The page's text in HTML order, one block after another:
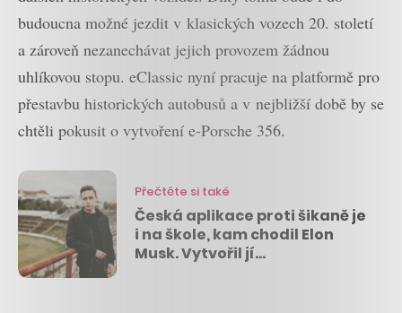
budoucna možné jezdit v klasických vozech 20. století
a zároveň nezanechávat jejich provozem žádnou
uhlíkovou stopu. eClassic nyní pracuje na platformě pro
přestavbu historických autobusů a v nejbližší době by se
chtěli pokusit o vytvoření e-Porsche 356.
Přečtěte si také
Česká aplikace proti šikaně je
i na škole, kam chodil Elon
Musk. Vytvořil jí